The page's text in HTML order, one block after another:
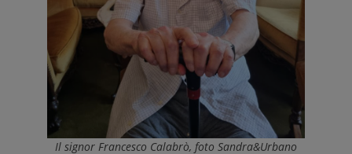
Il signor Francesco Calabrò, foto Sandra&Urbano